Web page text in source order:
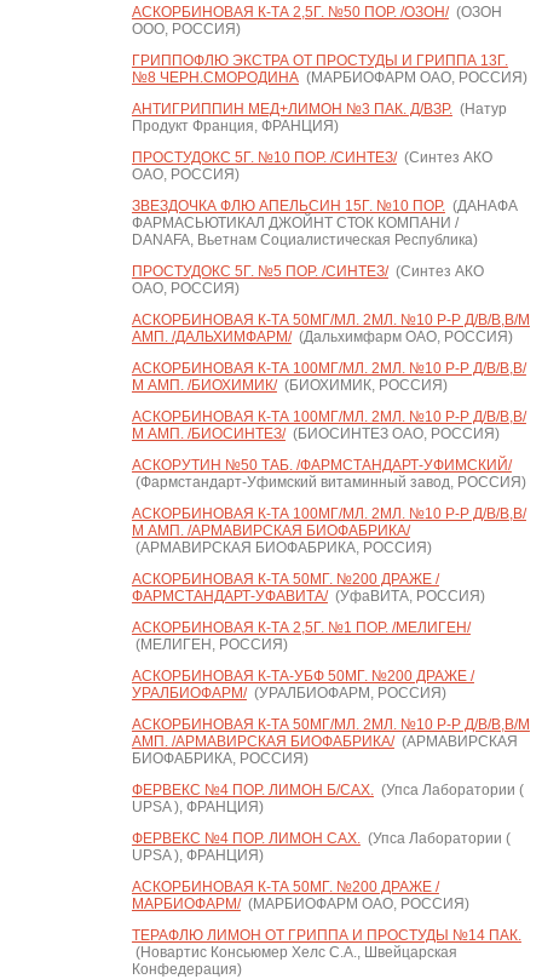
АСКОРБИНОВАЯ К-ТА 2,5Г. №50 ПОР. /ОЗОН/(ОЗОН
ООО, РОССИЯ)
ГРИППОФЛЮ ЭКСТРА ОТ ПРОСТУДЫ И ГРИППА 13Г.
№8 ЧЕРН.СМОРОДИНА(МАРБИОФАРМ ОАО, РОССИЯ)
АНТИГРИППИН МЕД+ЛИМОН №3 ПАК. Д/ВЗР.(Натур
Продукт Франция, ФРАНЦИЯ)
ПРОСТУДОКС 5Г. №10 ПОР. /СИНТЕЗ/(Синтез АКО
ОАО, РОССИЯ)
ЗВЕЗДОЧКА ФЛЮ АПЕЛЬСИН 15Г. №10 ПОР.(ДАНАФА
ФАРМАСЬЮТИКАЛ ДЖОЙНТ СТОК КОМПАНИ /
DANAFA, Вьетнам Социалистическая Республика)
ПРОСТУДОКС 5Г. №5 ПОР. /СИНТЕЗ/(Синтез АКО
ОАО, РОССИЯ)
АСКОРБИНОВАЯ К-ТА 50МГ/МЛ. 2МЛ. №10 Р-Р Д/В/В,В/М
АМП. /ДАЛЬХИМФАРМ/(Дальхимфарм ОАО, РОССИЯ)
АСКОРБИНОВАЯ К-ТА 100МГ/МЛ. 2МЛ. №10 Р-Р Д/В/В,В/
М АМП. /БИОХИМИК/(БИОХИМИК, РОССИЯ)
АСКОРБИНОВАЯ К-ТА 100МГ/МЛ. 2МЛ. №10 Р-Р Д/В/В,В/
М АМП. /БИОСИНТЕЗ/(БИОСИНТЕЗ ОАО, РОССИЯ)
АСКОРУТИН №50 ТАБ. /ФАРМСТАНДАРТ-УФИМСКИЙ/
(Фармстандарт-Уфимский витаминный завод, РОССИЯ)
АСКОРБИНОВАЯ К-ТА 100МГ/МЛ. 2МЛ. №10 Р-Р Д/В/В,В/
М АМП. /АРМАВИРСКАЯ БИОФАБРИКА/
(АРМАВИРСКАЯ БИОФАБРИКА, РОССИЯ)
АСКОРБИНОВАЯ К-ТА 50МГ. №200 ДРАЖЕ /
ФАРМСТАНДАРТ-УФАВИТА/(УфаВИТА, РОССИЯ)
АСКОРБИНОВАЯ К-ТА 2,5Г. №1 ПОР. /МЕЛИГЕН/
(МЕЛИГЕН, РОССИЯ)
АСКОРБИНОВАЯ К-ТА-УБФ 50МГ. №200 ДРАЖЕ /
УРАЛБИОФАРМ/(УРАЛБИОФАРМ, РОССИЯ)
АСКОРБИНОВАЯ К-ТА 50МГ/МЛ. 2МЛ. №10 Р-Р Д/В/В,В/М
АМП. /АРМАВИРСКАЯ БИОФАБРИКА/(АРМАВИРСКАЯ
БИОФАБРИКА, РОССИЯ)
ФЕРВЕКС №4 ПОР. ЛИМОН Б/САХ.(Упса Лаборатории (
UPSA ), ФРАНЦИЯ)
ФЕРВЕКС №4 ПОР. ЛИМОН САХ.(Упса Лаборатории (
UPSA ), ФРАНЦИЯ)
АСКОРБИНОВАЯ К-ТА 50МГ. №200 ДРАЖЕ /
МАРБИОФАРМ/(МАРБИОФАРМ ОАО, РОССИЯ)
ТЕРАФЛЮ ЛИМОН ОТ ГРИППА И ПРОСТУДЫ №14 ПАК.
(Новартис Консьюмер Хелс С.А., Швейцарская
Конфедерация)